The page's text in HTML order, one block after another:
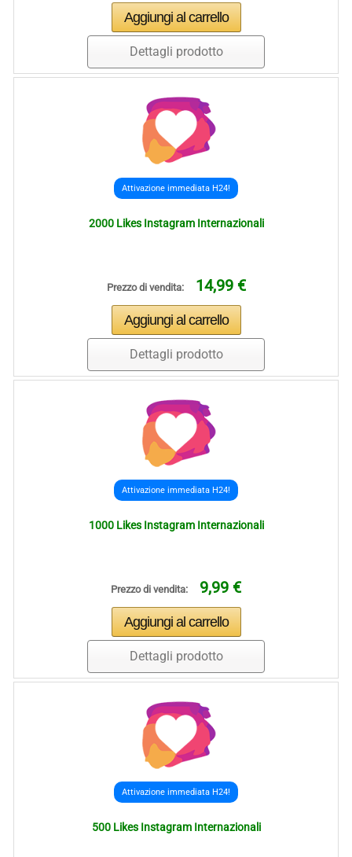
Dettagli prodotto
Attivazione immediata H24!
2000 Likes Instagram Internazionali
Prezzo di vendita: 14,99 €
Dettagli prodotto
Attivazione immediata H24!
1000 Likes Instagram Internazionali
Prezzo di vendita: 9,99 €
Dettagli prodotto
Attivazione immediata H24!
500 Likes Instagram Internazionali